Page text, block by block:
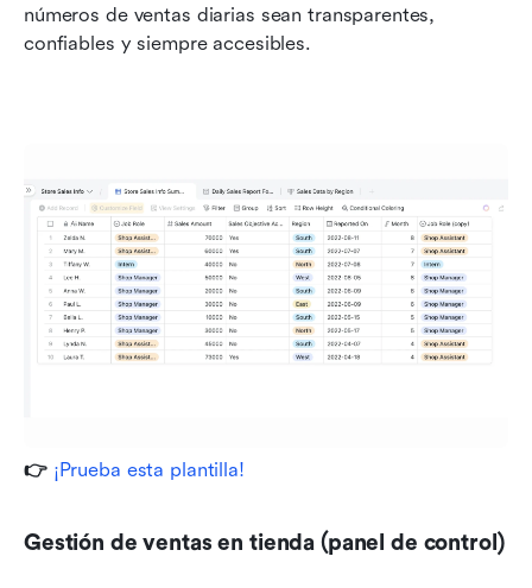
números de ventas diarias sean transparentes,
confiables y siempre accesibles.
👉 ¡Prueba esta plantilla!
Gestión de ventas en tienda (panel de control)